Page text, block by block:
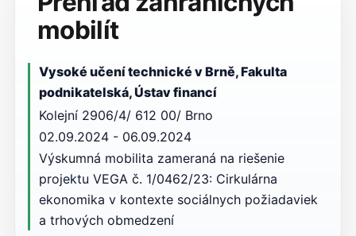
mobilít
Vysoké učení technické v Brně, Fakulta
podnikatelská, Ústav financí
Kolejní 2906/4/ 612 00/ Brno
02.09.2024 - 06.09.2024
Výskumná mobilita zameraná na riešenie
projektu VEGA č. 1/0462/23: Cirkulárna
ekonomika v kontexte sociálnych požiadaviek
a trhových obmedzení